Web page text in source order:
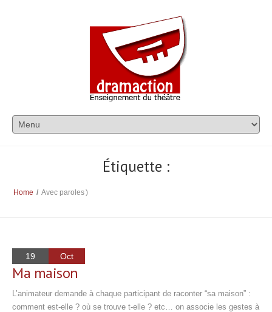
Étiquette :
Home / Avec paroles)
19 Oct
Ma maison
L’animateur demande à chaque participant de raconter “sa maison” :
comment est-elle ? où se trouve t-elle ? etc… on associe les gestes à